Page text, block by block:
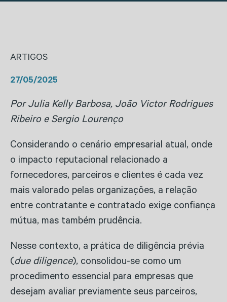
ARTIGOS
27/05/2025
Por Julia Kelly Barbosa, João Victor Rodrigues
Ribeiro e Sergio Lourenço
Considerando o cenário empresarial atual, onde
o impacto reputacional relacionado a
fornecedores, parceiros e clientes é cada vez
mais valorado pelas organizações, a relação
entre contratante e contratado exige confiança
mútua, mas também prudência.
Nesse contexto, a prática de diligência prévia
(due diligence), consolidou-se como um
procedimento essencial para empresas que
desejam avaliar previamente seus parceiros,